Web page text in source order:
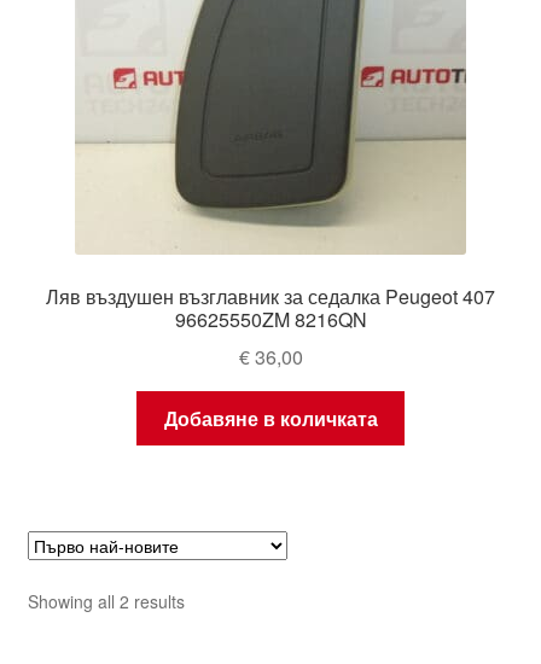
Ляв въздушен възглавник за седалка Peugeot 407
96625550ZM 8216QN
€36,00
Добавяне в количката
Showing all 2 resultsSorted